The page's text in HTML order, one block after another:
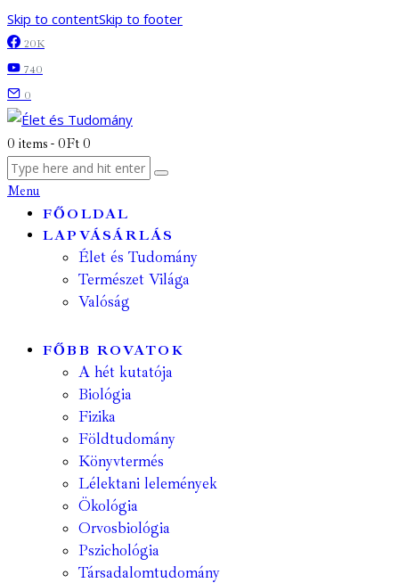
Skip to contentSkip to footer
20K
740
0
0 items - 0Ft 0
Menu
FŐOLDAL
LAPVÁSÁRLÁS
Élet és Tudomány
Természet Világa
Valóság
FŐBB ROVATOK
A hét kutatója
Biológia
Fizika
Földtudomány
Könyvtermés
Lélektani lelemények
Ökológia
Orvosbiológia
Pszichológia
Társadalomtudomány